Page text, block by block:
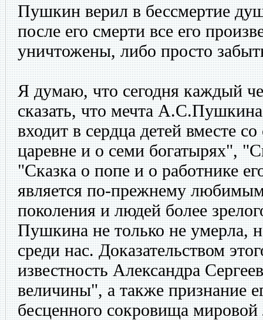
Пушкин верил в бессмертие
после его смерти все его
уничтожены, либо просто
Я думаю, что сегодня каждый
сказать, что мечта
входит в сердца детей вместе
царевне и о семи богатырях",
"Сказка о попе и о работнике
является по-прежнему
поколения и людей более
Пушкина не только не умерла,
среди нас. Доказательством
известность Александра
величины", а также признание
бесценного сокровища мировой